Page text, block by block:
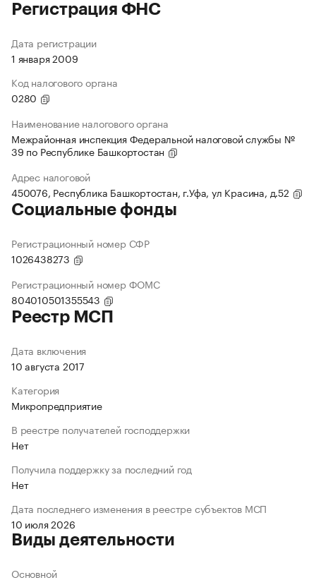
Регистрация ФНС
Дата регистрации
1 января 2009
Код налогового органа
0280
Наименование налогового органа
Межрайонная инспекция Федеральной налоговой службы №
39 по Республике Башкортостан
Адрес налоговой
450076, Республика Башкортостан, г.Уфа, ул Красина, д.52
Социальные фонды
Регистрационный номер СФР
1026438273
Регистрационный номер ФОМС
804010501355543
Реестр МСП
Дата включения
10 августа 2017
Категория
Микропредприятие
В реестре получателей господдержки
Нет
Получила поддержку за последний год
Нет
Дата последнего изменения в реестре субъектов МСП
10 июля 2026
Виды деятельности
Основной